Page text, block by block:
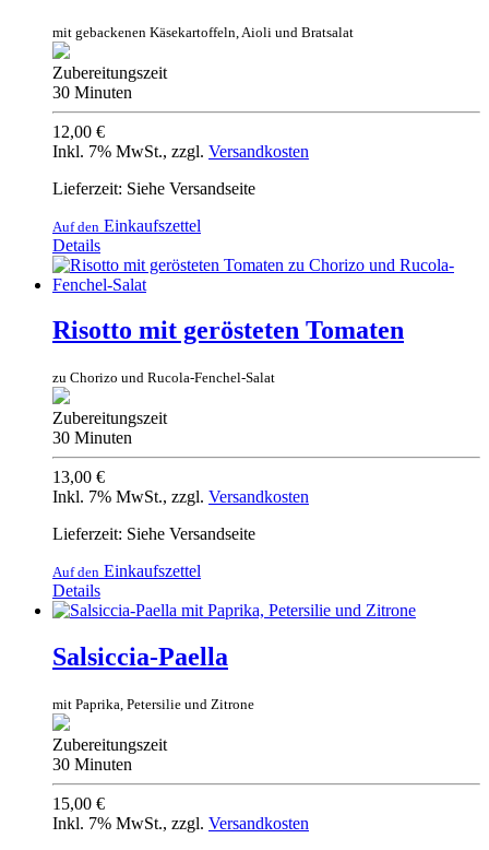
mit gebackenen Käsekartoffeln, Aioli und Bratsalat
Zubereitungszeit
30 Minuten
12,00 €
Inkl. 7% MwSt., zzgl. Versandkosten
Lieferzeit: Siehe Versandseite
Auf den Einkaufszettel
Details
Risotto mit gerösteten Tomaten
zu Chorizo und Rucola-Fenchel-Salat
Zubereitungszeit
30 Minuten
13,00 €
Inkl. 7% MwSt., zzgl. Versandkosten
Lieferzeit: Siehe Versandseite
Auf den Einkaufszettel
Details
Salsiccia-Paella
mit Paprika, Petersilie und Zitrone
Zubereitungszeit
30 Minuten
15,00 €
Inkl. 7% MwSt., zzgl. Versandkosten